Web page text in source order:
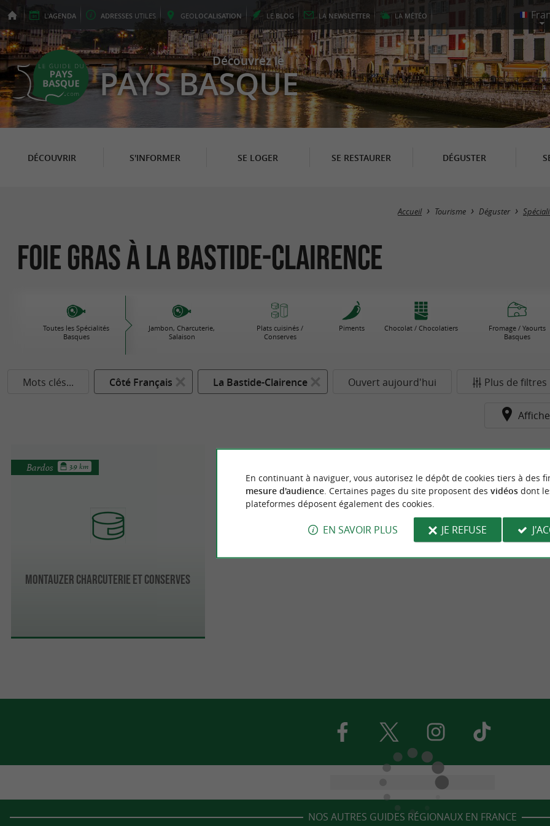
L'AGENDA ADRESSES UTILES GEOLOCALISATION LE BLOG LA NEWSLETTER LA MÉTÉO
Découvrez le
PAYS BASQUE
DÉCOUVRIR S'INFORMER SE LOGER SE RESTAURER DÉGUSTER
Accueil Tourisme Déguster
Foie Gras à La Bastide-Clairence
Toutes les Spécialités
Basques
Jambon, Charcuterie,
Salaison
Plats cuisinés /
Conserves
Piments Chocolat / Chocolatiers
Fromage / Yaourts
Basques
Mots clés... Côté Français La Bastide-Clairence Ouvert aujourd'hui Plus de filtres
MONTAUZER Charcuterie et conserves
Bardos 3.9 km
NOS AUTRES GUIDES RÉGIONAUX EN FRANCE
En continuant à naviguer, vous autorisez le dépôt de cookies tiers à des
mesure d'audience. Certaines pages du site proposent des vidéosdont
plateformes déposent également des cookies.
EN SAVOIR PLUS JE REFUSE